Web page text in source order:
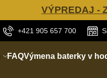
VÝPREDAJ -
+421 905 657 700
FAQVýmena baterky v